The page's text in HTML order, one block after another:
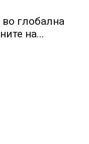
во глобална
на...